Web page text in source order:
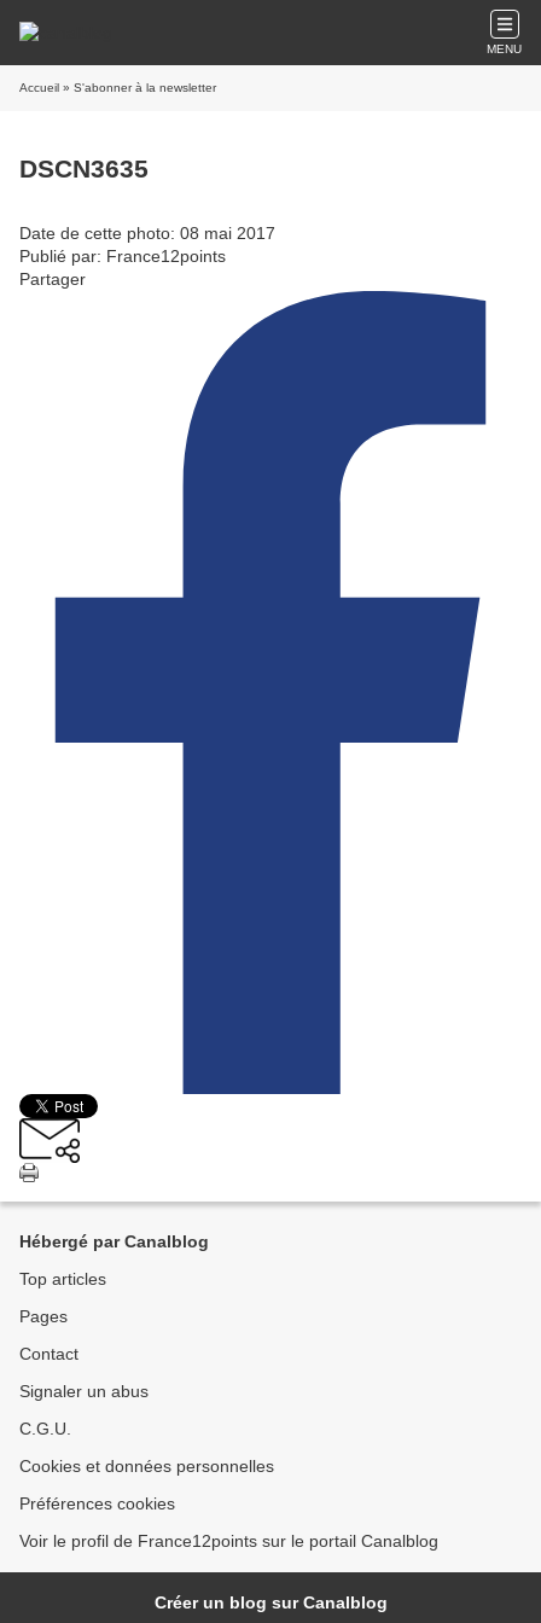
MENU
Accueil » S'abonner à la newsletter
DSCN3635
Date de cette photo: 08 mai 2017
Publié par: France12points
Partager
Hébergé par Canalblog
Top articles
Pages
Contact
Signaler un abus
C.G.U.
Cookies et données personnelles
Préférences cookies
Voir le profil de France12points sur le portail Canalblog
Créer un blog sur Canalblog